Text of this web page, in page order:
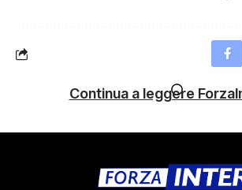
Continua a leggere